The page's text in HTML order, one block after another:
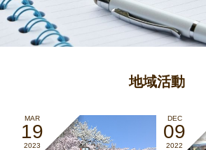
地域活動
MAR
19
2023
DEC
09
2022